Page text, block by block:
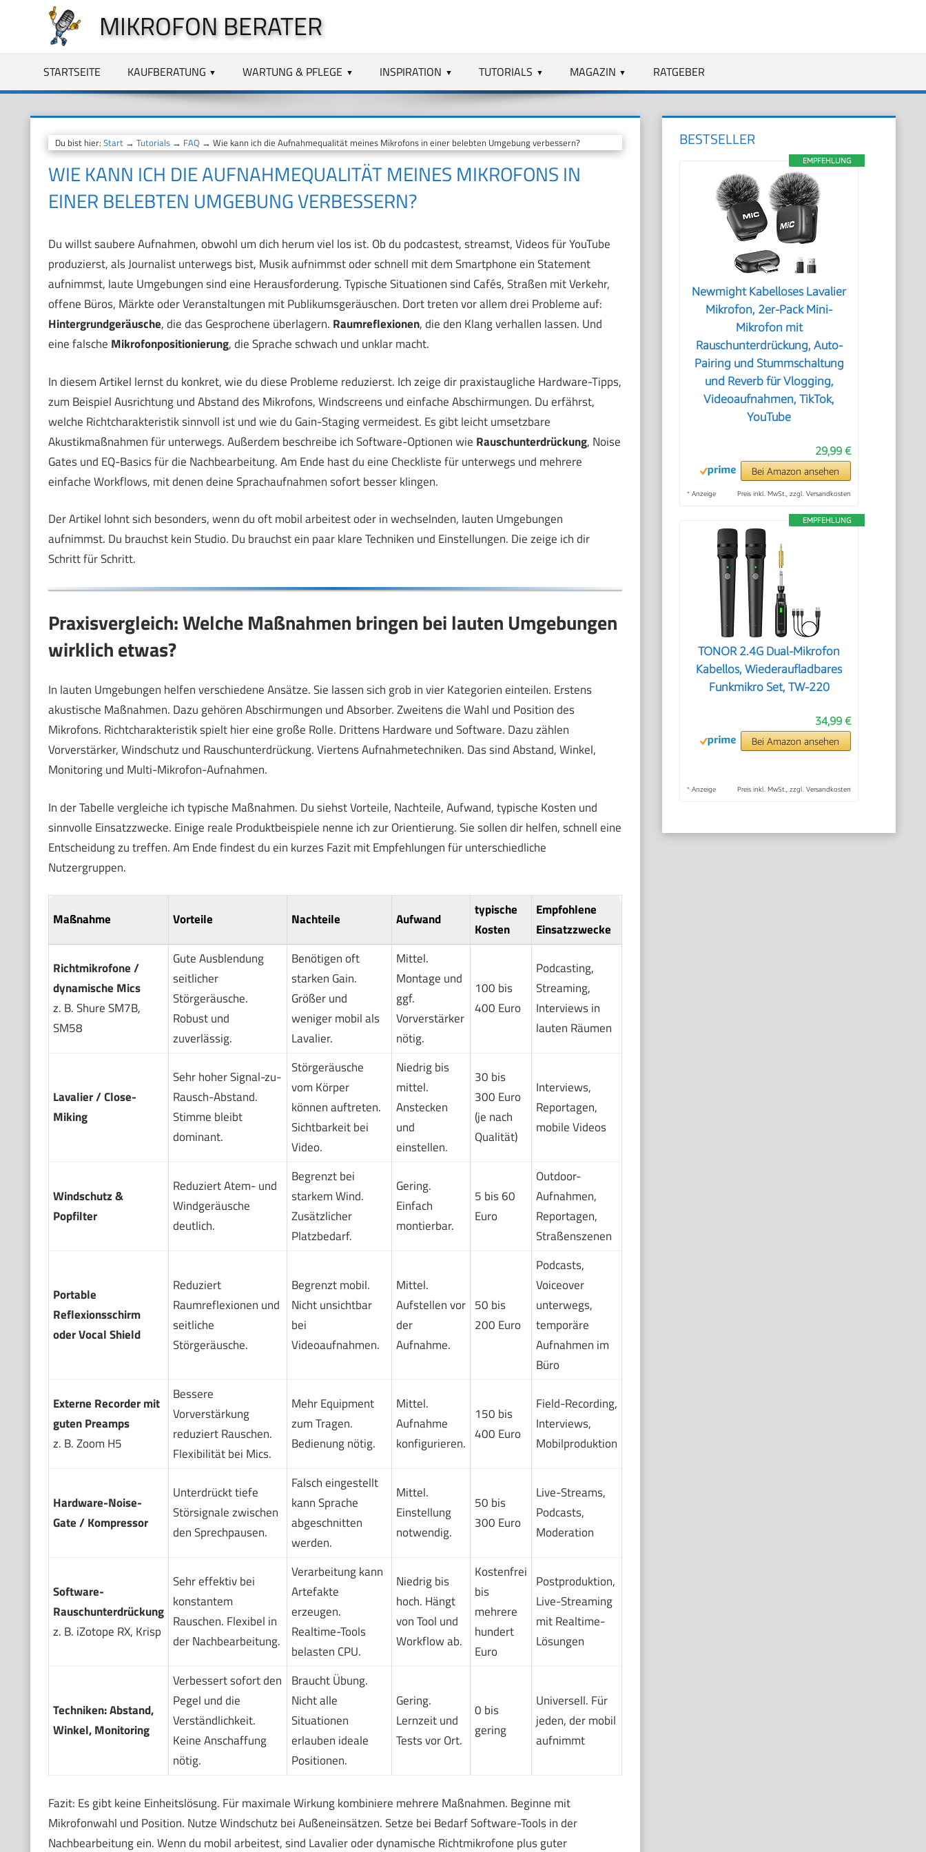
springen
MIKROFON BERATER
STARTSEITE KAUFBERATUNG WARTUNG & PFLEGE INSPIRATION TUTORIALS MAGAZIN RATGEBER
Du bist hier: Start→ Tutorials→ FAQ → Wie kann ich die Aufnahmequalität meines Mikrofons in einer belebten Umgebung verbessern?
WIE KANN ICH DIE AUFNAHMEQUALITÄT MEINES MIKROFONS IN
EINER BELEBTEN UMGEBUNG VERBESSERN?
Du willst saubere Aufnahmen, obwohl um dich herum viel los ist. Ob du podcastest, streamst, Videos für YouTube
produzierst, als Journalist unterwegs bist, Musik aufnimmst oder schnell mit dem Smartphone ein Statement
aufnimmst, laute Umgebungen sind eine Herausforderung. Typische Situationen sind Cafés, Straßen mit Verkehr,
offene Büros, Märkte oder Veranstaltungen mit Publikumsgeräuschen. Dort treten vor allem drei Probleme auf:
Hintergrundgeräusche, die das Gesprochene überlagern. Raumreflexionen, die den Klang verhallen lassen. Und
eine falsche Mikrofonpositionierung, die Sprache schwach und unklar macht.
In diesem Artikel lernst du konkret, wie du diese Probleme reduzierst. Ich zeige dir praxistaugliche Hardware-Tipps,
zum Beispiel Ausrichtung und Abstand des Mikrofons, Windscreens und einfache Abschirmungen. Du erfährst,
welche Richtcharakteristik sinnvoll ist und wie du Gain-Staging vermeidest. Es gibt leicht umsetzbare
Akustikmaßnahmen für unterwegs. Außerdem beschreibe ich Software-Optionen wie Rauschunterdrückung, Noise
Gates und EQ-Basics für die Nachbearbeitung. Am Ende hast du eine Checkliste für unterwegs und mehrere
einfache Workflows, mit denen deine Sprachaufnahmen sofort besser klingen.
Der Artikel lohnt sich besonders, wenn du oft mobil arbeitest oder in wechselnden, lauten Umgebungen
aufnimmst. Du brauchst kein Studio. Du brauchst ein paar klare Techniken und Einstellungen. Die zeige ich dir
Schritt für Schritt.
Praxisvergleich: Welche Maßnahmen bringen bei lauten Umgebungen
wirklich etwas?
In lauten Umgebungen helfen verschiedene Ansätze. Sie lassen sich grob in vier Kategorien einteilen. Erstens
akustische Maßnahmen. Dazu gehören Abschirmungen und Absorber. Zweitens die Wahl und Position des
Mikrofons. Richtcharakteristik spielt hier eine große Rolle. Drittens Hardware und Software. Dazu zählen
Vorverstärker, Windschutz und Rauschunterdrückung. Viertens Aufnahmetechniken. Das sind Abstand, Winkel,
Monitoring und Multi-Mikrofon-Aufnahmen.
In der Tabelle vergleiche ich typische Maßnahmen. Du siehst Vorteile, Nachteile, Aufwand, typische Kosten und
sinnvolle Einsatzzwecke. Einige reale Produktbeispiele nenne ich zur Orientierung. Sie sollen dir helfen, schnell eine
Entscheidung zu treffen. Am Ende findest du ein kurzes Fazit mit Empfehlungen für unterschiedliche
Nutzergruppen.
Maßnahme Vorteile Nachteile Aufwand
typische
Kosten
Empfohlene
Einsatzzwecke
Richtmikrofone /
dynamische Mics
z. B. Shure SM7B,
SM58
Gute Ausblendung
seitlicher
Störgeräusche.
Robust und
zuverlässig.
Benötigen oft
starken Gain.
Größer und
weniger mobil als
Lavalier.
Mittel.
Montage und
ggf.
Vorverstärker
nötig.
100 bis
400 Euro
Podcasting,
Streaming,
Interviews in
lauten Räumen
Lavalier / Close-
Miking
Sehr hoher Signal-zu-
Rausch-Abstand.
Stimme bleibt
dominant.
Störgeräusche
vom Körper
können auftreten.
Sichtbarkeit bei
Video.
Niedrig bis
mittel.
Anstecken
und
einstellen.
30 bis
300 Euro
(je nach
Qualität)
Interviews,
Reportagen,
mobile Videos
Windschutz &
Popfilter
Reduziert Atem- und
Windgeräusche
deutlich.
Begrenzt bei
starkem Wind.
Zusätzlicher
Platzbedarf.
Gering.
Einfach
montierbar.
5 bis 60
Euro
Outdoor-
Aufnahmen,
Reportagen,
Straßenszenen
Portable
Reflexionsschirm
oder Vocal Shield
Reduziert
Raumreflexionen und
seitliche
Störgeräusche.
Begrenzt mobil.
Nicht unsichtbar
bei
Videoaufnahmen.
Mittel.
Aufstellen vor
der
Aufnahme.
50 bis
200 Euro
Podcasts,
Voiceover
unterwegs,
temporäre
Aufnahmen im
Büro
Externe Recorder mit
guten Preamps
z. B. Zoom H5
Bessere
Vorverstärkung
reduziert Rauschen.
Flexibilität bei Mics.
Mehr Equipment
zum Tragen.
Bedienung nötig.
Mittel.
Aufnahme
konfigurieren.
150 bis
400 Euro
Field-Recording,
Interviews,
Mobilproduktion
Hardware-Noise-
Gate / Kompressor
Unterdrückt tiefe
Störsignale zwischen
den Sprechpausen.
Falsch eingestellt
kann Sprache
abgeschnitten
werden.
Mittel.
Einstellung
notwendig.
50 bis
300 Euro
Live-Streams,
Podcasts,
Moderation
Software-
Rauschunterdrückung
z. B. iZotope RX, Krisp
Sehr effektiv bei
konstantem
Rauschen. Flexibel in
der Nachbearbeitung.
Verarbeitung kann
Artefakte
erzeugen.
Realtime-Tools
belasten CPU.
Niedrig bis
hoch. Hängt
von Tool und
Workflow ab.
Kostenfrei
bis
mehrere
hundert
Euro
Postproduktion,
Live-Streaming
mit Realtime-
Lösungen
Techniken: Abstand,
Winkel, Monitoring
Verbessert sofort den
Pegel und die
Verständlichkeit.
Keine Anschaffung
nötig.
Braucht Übung.
Nicht alle
Situationen
erlauben ideale
Positionen.
Gering.
Lernzeit und
Tests vor Ort.
0 bis
gering
Universell. Für
jeden, der mobil
aufnimmt
Fazit: Es gibt keine Einheitslösung. Für maximale Wirkung kombiniere mehrere Maßnahmen. Beginne mit
Mikrofonwahl und Position. Nutze Windschutz bei Außeneinsätzen. Setze bei Bedarf Software-Tools in der
Nachbearbeitung ein. Wenn du mobil arbeitest, sind Lavalier oder dynamische Richtmikrofone plus guter
BESTSELLER
EMPFEHLUNG
Newmight Kabelloses Lavalier
Mikrofon, 2er-Pack Mini-
Mikrofon mit
Rauschunterdrückung, Auto-
Pairing und Stummschaltung
und Reverb für Vlogging,
Videoaufnahmen, TikTok,
YouTube
29,99 €
Bei Amazon ansehen
* Anzeige Preis inkl. MwSt., zzgl. Versandkosten
EMPFEHLUNG
TONOR 2.4G Dual-Mikrofon
Kabellos, Wiederaufladbares
Funkmikro Set, TW-220
34,99 €
Bei Amazon ansehen
* Anzeige Preis inkl. MwSt., zzgl. Versandkosten